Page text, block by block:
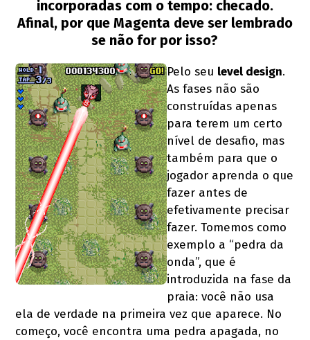
incorporadas com o tempo: checado.
Afinal, por que Magenta deve ser lembrado
se não for por isso?
Pelo seu level design.
As fases não são
construídas apenas
para terem um certo
nível de desafio, mas
também para que o
jogador aprenda o que
fazer antes de
efetivamente precisar
fazer. Tomemos como
exemplo a “pedra da
onda”, que é
introduzida na fase da
praia: você não usa
ela de verdade na primeira vez que aparece. No
começo, você encontra uma pedra apagada, no